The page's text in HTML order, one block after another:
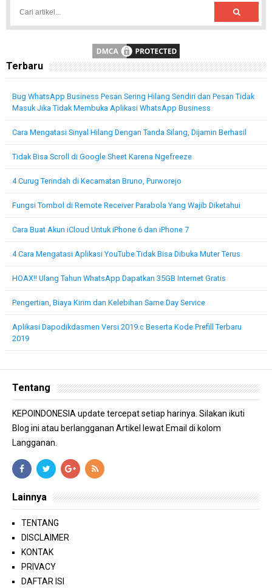
Terbaru
Bug WhatsApp Business Pesan Sering Hilang Sendiri dan Pesan Tidak
Masuk Jika Tidak Membuka Aplikasi WhatsApp Business
Cara Mengatasi Sinyal Hilang Dengan Tanda Silang, Dijamin Berhasil
Tidak Bisa Scroll di Google Sheet Karena Ngefreeze
4 Curug Terindah di Kecamatan Bruno, Purworejo
Fungsi Tombol di Remote Receiver Parabola Yang Wajib Diketahui
Cara Buat Akun iCloud Untuk iPhone 6 dan iPhone 7
4 Cara Mengatasi Aplikasi YouTube Tidak Bisa Dibuka Muter Terus
HOAX!! Ulang Tahun WhatsApp Dapatkan 35GB Internet Gratis
Pengertian, Biaya Kirim dan Kelebihan Same Day Service
Aplikasi Dapodikdasmen Versi 2019.c Beserta Kode Prefill Terbaru
2019
Tentang
KEPOINDONESIA update tercepat setiap harinya. Silakan ikuti
Blog ini atau berlangganan Artikel lewat Email di kolom
Langganan.
Lainnya
TENTANG
DISCLAIMER
KONTAK
PRIVACY
DAFTAR ISI